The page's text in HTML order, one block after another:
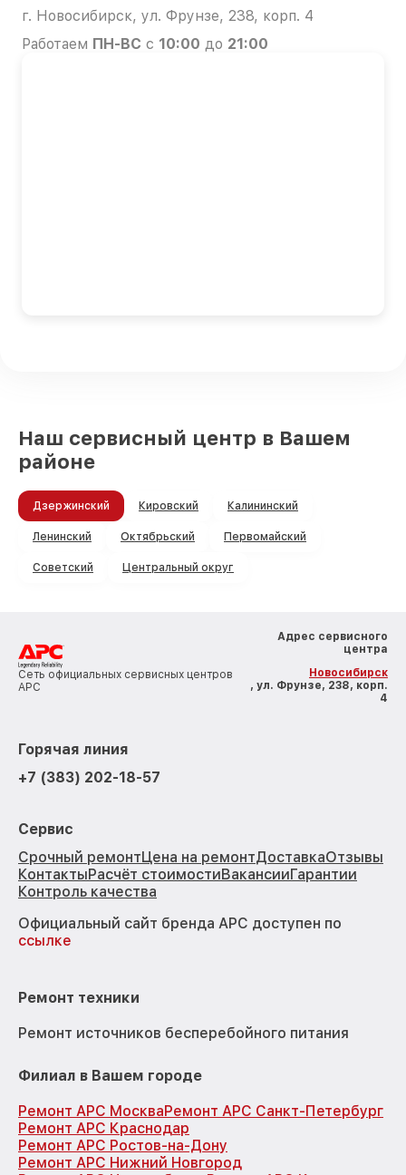
г. Новосибирск, ул. Фрунзе, 238, корп. 4
Работаем ПН-ВС с 10:00 до 21:00
Наш сервисный центр в Вашем
районе
Дзержинский Кировский Калининский
Ленинский Октябрьский Первомайский
Советский Центральный округ
Сеть официальных сервисных центров
APC
Адрес сервисного
центра
Новосибирск
, ул. Фрунзе, 238, корп.
4
Горячая линия
+7 (383) 202-18-57
Сервис
Срочный ремонтЦена на ремонтДоставкаОтзывы
КонтактыРасчёт стоимостиВакансииГарантии
Контроль качества
Официальный сайт бренда APC доступен по
ссылке
Ремонт техники
Ремонт источников бесперебойного питания
Филиал в Вашем городе
Ремонт APC МоскваРемонт APC Санкт-Петербург
Ремонт APC Краснодар
Ремонт APC Ростов-на-Дону
Ремонт APC Нижний Новгород